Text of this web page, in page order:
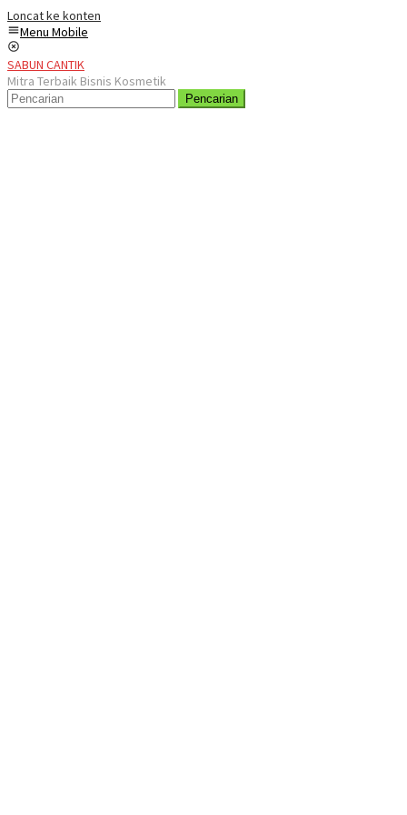
Loncat ke konten
Menu Mobile
SABUN CANTIK
Mitra Terbaik Bisnis Kosmetik
Pencarian